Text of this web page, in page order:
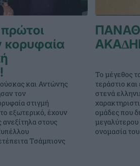
κορυφαία
και Αντώνης
τον
στιγμή
εξωτερικό, έχουν
στους
Τσάμπιονς
Το μέγεθος
τεράστιο
στενά
ομάδες που
ονομασία του.